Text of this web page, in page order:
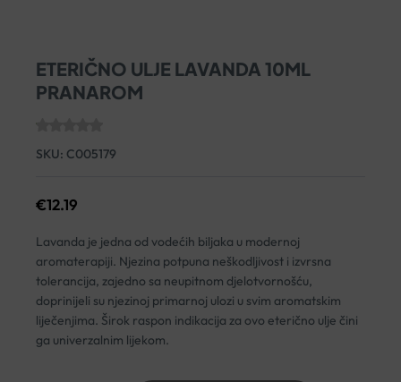
ETERIČNO ULJE LAVANDA 10ML
PRANAROM
SKU: C005179
€12.19
Lavanda je jedna od vodećih biljaka u modernoj
aromaterapiji. Njezina potpuna neškodljivost i izvrsna
tolerancija, zajedno sa neupitnom djelotvornošću,
doprinijeli su njezinoj primarnoj ulozi u svim aromatskim
liječenjima. Širok raspon indikacija za ovo eterično ulje čini
ga univerzalnim lijekom.